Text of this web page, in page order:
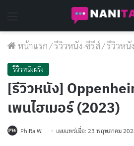
หน้าแรก/รีวิวหนัง-ซีรีส์/รีวิวหนั
รีวิวหนังฝรั่ง
[รีวิวหนัง]
เพนไฮเมอร์ (2023)
PhiRa W. เผยแพร่เมื่อ: 23 พฤษภาคม